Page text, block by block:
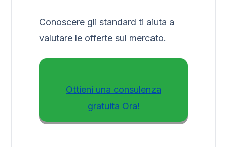
Conoscere gli standard ti aiuta a
valutare le offerte sul mercato.
Ottieni una consulenza
gratuita Ora!